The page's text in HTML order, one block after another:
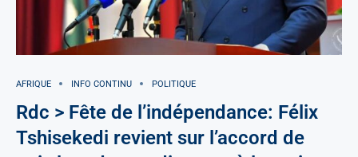
AFRIQUE INFO CONTINU POLITIQUE
Rdc > Fête de l’indépendance: Félix
Tshisekedi revient sur l’accord de